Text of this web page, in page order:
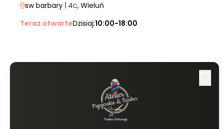
sw barbary | 4c, Wieluń
Teraz otwarteDzisiaj:10:00-18:00